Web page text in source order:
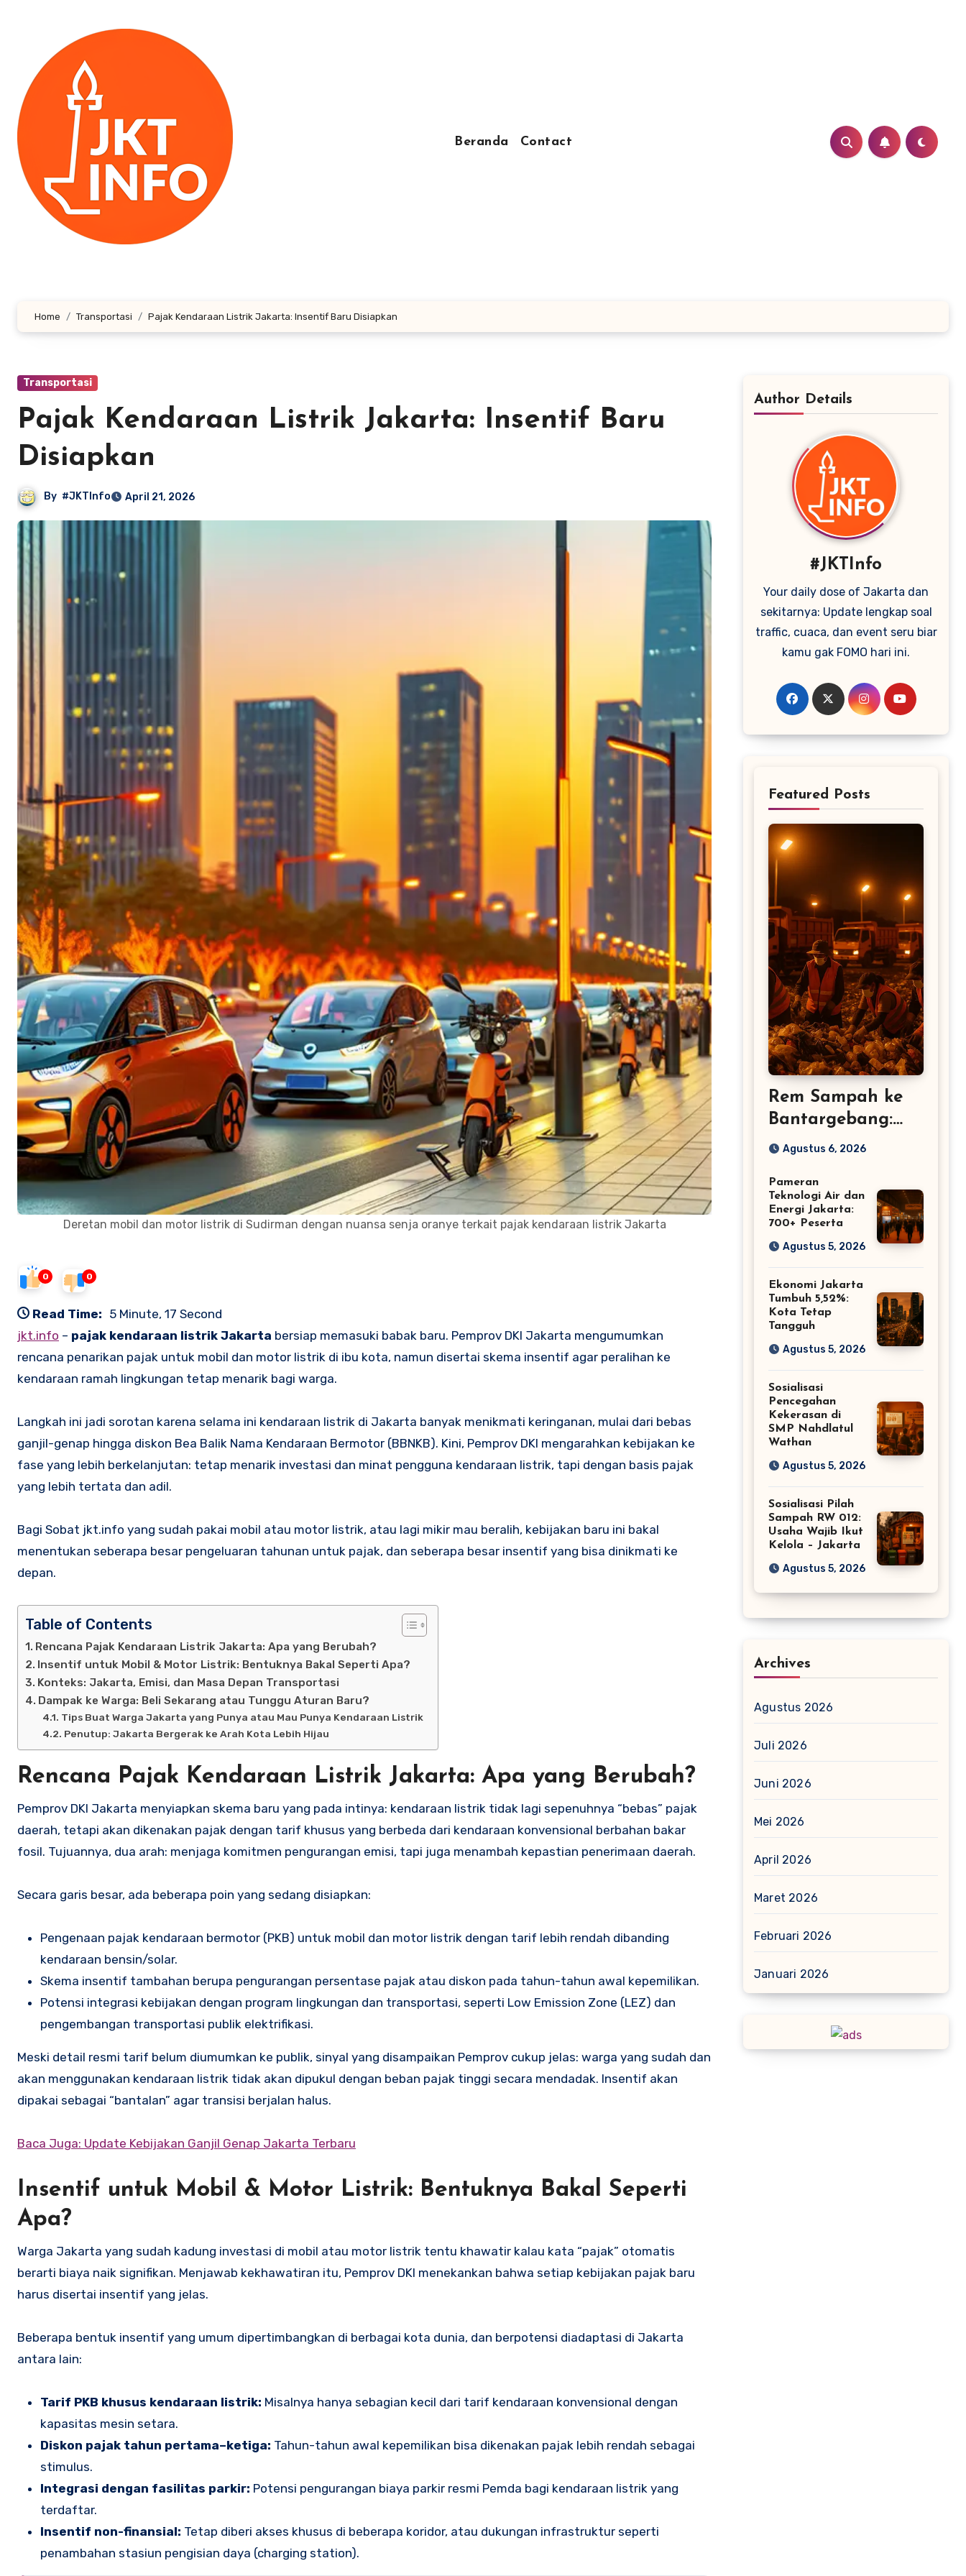
Beranda Contact
Home Transportasi Pajak Kendaraan Listrik Jakarta: Insentif Baru Disiapkan
Transportasi
Pajak Kendaraan Listrik Jakarta: Insentif Baru
Disiapkan
By #JKTInfo April 21, 2026
Deretan mobil dan motor listrik di Sudirman dengan nuansa senja oranye terkait pajak kendaraan listrik Jakarta
0 0
Read Time: 5 Minute, 17 Second
jkt.info – pajak kendaraan listrik Jakarta bersiap memasuki babak baru. Pemprov DKI Jakarta mengumumkan
rencana penarikan pajak untuk mobil dan motor listrik di ibu kota, namun disertai skema insentif agar peralihan ke
kendaraan ramah lingkungan tetap menarik bagi warga.
Langkah ini jadi sorotan karena selama ini kendaraan listrik di Jakarta banyak menikmati keringanan, mulai dari bebas
ganjil-genap hingga diskon Bea Balik Nama Kendaraan Bermotor (BBNKB). Kini, Pemprov DKI mengarahkan kebijakan ke
fase yang lebih berkelanjutan: tetap menarik investasi dan minat pengguna kendaraan listrik, tapi dengan basis pajak
yang lebih tertata dan adil.
Bagi Sobat jkt.info yang sudah pakai mobil atau motor listrik, atau lagi mikir mau beralih, kebijakan baru ini bakal
menentukan seberapa besar pengeluaran tahunan untuk pajak, dan seberapa besar insentif yang bisa dinikmati ke
depan.
Table of Contents
Rencana Pajak Kendaraan Listrik Jakarta: Apa yang Berubah?
Insentif untuk Mobil & Motor Listrik: Bentuknya Bakal Seperti Apa?
Konteks: Jakarta, Emisi, dan Masa Depan Transportasi
Dampak ke Warga: Beli Sekarang atau Tunggu Aturan Baru?
Tips Buat Warga Jakarta yang Punya atau Mau Punya Kendaraan Listrik
Penutup: Jakarta Bergerak ke Arah Kota Lebih Hijau
Rencana Pajak Kendaraan Listrik Jakarta: Apa yang Berubah?
Pemprov DKI Jakarta menyiapkan skema baru yang pada intinya: kendaraan listrik tidak lagi sepenuhnya “bebas” pajak
daerah, tetapi akan dikenakan pajak dengan tarif khusus yang berbeda dari kendaraan konvensional berbahan bakar
fosil. Tujuannya, dua arah: menjaga komitmen pengurangan emisi, tapi juga menambah kepastian penerimaan daerah.
Secara garis besar, ada beberapa poin yang sedang disiapkan:
Pengenaan pajak kendaraan bermotor (PKB) untuk mobil dan motor listrik dengan tarif lebih rendah dibanding
kendaraan bensin/solar.
Skema insentif tambahan berupa pengurangan persentase pajak atau diskon pada tahun-tahun awal kepemilikan.
Potensi integrasi kebijakan dengan program lingkungan dan transportasi, seperti Low Emission Zone (LEZ) dan
pengembangan transportasi publik elektrifikasi.
Meski detail resmi tarif belum diumumkan ke publik, sinyal yang disampaikan Pemprov cukup jelas: warga yang sudah dan
akan menggunakan kendaraan listrik tidak akan dipukul dengan beban pajak tinggi secara mendadak. Insentif akan
dipakai sebagai “bantalan” agar transisi berjalan halus.
Baca Juga: Update Kebijakan Ganjil Genap Jakarta Terbaru
Insentif untuk Mobil & Motor Listrik: Bentuknya Bakal Seperti
Apa?
Warga Jakarta yang sudah kadung investasi di mobil atau motor listrik tentu khawatir kalau kata “pajak” otomatis
berarti biaya naik signifikan. Menjawab kekhawatiran itu, Pemprov DKI menekankan bahwa setiap kebijakan pajak baru
harus disertai insentif yang jelas.
Beberapa bentuk insentif yang umum dipertimbangkan di berbagai kota dunia, dan berpotensi diadaptasi di Jakarta
antara lain:
Tarif PKB khusus kendaraan listrik: Misalnya hanya sebagian kecil dari tarif kendaraan konvensional dengan
kapasitas mesin setara.
Diskon pajak tahun pertama–ketiga: Tahun-tahun awal kepemilikan bisa dikenakan pajak lebih rendah sebagai
stimulus.
Integrasi dengan fasilitas parkir: Potensi pengurangan biaya parkir resmi Pemda bagi kendaraan listrik yang
terdaftar.
Insentif non-finansial: Tetap diberi akses khusus di beberapa koridor, atau dukungan infrastruktur seperti
penambahan stasiun pengisian daya (charging station).
Author Details
#JKTInfo
Your daily dose of Jakarta dan
sekitarnya: Update lengkap soal
traffic, cuaca, dan event seru biar
kamu gak FOMO hari ini.
Featured Posts
Rem Sampah ke
Bantargebang:
TPS3R Lembur di
Agustus 6, 2026
Pameran
Teknologi Air dan
Energi Jakarta:
700+ Peserta
Agustus 5, 2026
Ekonomi Jakarta
Tumbuh 5,52%:
Kota Tetap
Tangguh
Agustus 5, 2026
Sosialisasi
Pencegahan
Kekerasan di
SMP Nahdlatul
Wathan
Agustus 5, 2026
Sosialisasi Pilah
Sampah RW 012:
Usaha Wajib Ikut
Kelola – Jakarta
Agustus 5, 2026
Archives
Agustus 2026
Juli 2026
Juni 2026
Mei 2026
April 2026
Maret 2026
Februari 2026
Januari 2026